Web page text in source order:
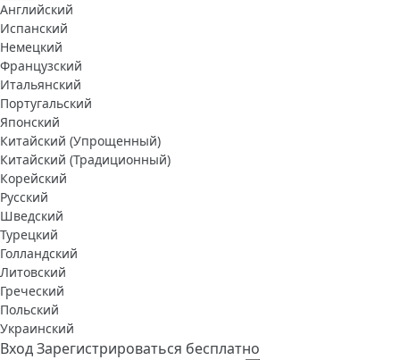
Английский
Испанский
Немецкий
Французский
Итальянский
Португальский
Японский
Китайский (Упрощенный)
Китайский (Традиционный)
Корейский
Русский
Шведский
Турецкий
Голландский
Литовский
Греческий
Польский
Украинский
ВходЗарегистрироваться бесплатно